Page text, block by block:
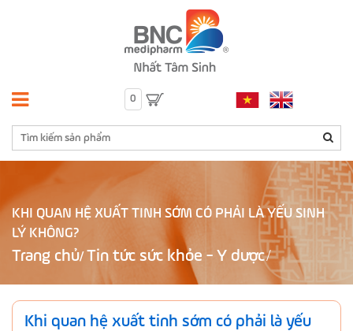
0
KHI QUAN HỆ XUẤT TINH SỚM CÓ PHẢI LÀ YẾU SINH
LÝ KHÔNG?
Trang chủ/ Tin tức sức khỏe - Y dược
Khi quan hệ xuất tinh sớm có phải là yếu